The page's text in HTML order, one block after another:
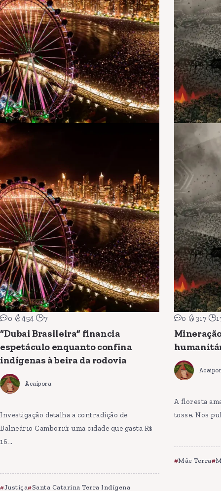
0 454 7
“Dubai Brasileira” financia
espetáculo enquanto confina
indígenas à beira da rodovia
Acaipora
Investigação detalha a contradição de
Balneário Camboriú: uma cidade que gasta R$
16...
Justiça Santa Catarina Terra Indígena
0 317
A floresta
tosse. Nos
Mãe Terra